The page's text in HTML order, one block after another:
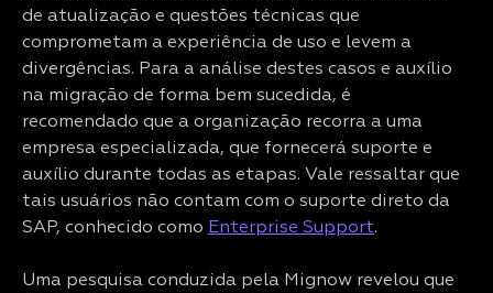
de atualização e questões técnicas que
comprometam a experiência de uso e levem a
divergências. Para a análise destes casos e auxílio
na migração de forma bem sucedida, é
recomendado que a organização recorra a uma
empresa especializada, que fornecerá suporte e
auxílio durante todas as etapas. Vale ressaltar que
tais usuários não contam com o suporte direto da
SAP, conhecido como Enterprise Support.
Uma pesquisa conduzida pela Mignow revelou que